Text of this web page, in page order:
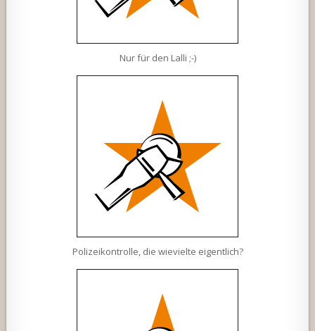
Nur für den Lalli ;-)
Polizeikontrolle, die wievielte eigentlich?